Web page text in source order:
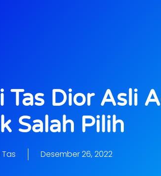
Tas Dior Asli
Salah Pilih
Desember 26, 2022